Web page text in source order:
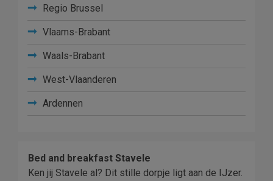
Regio Brussel
Vlaams-Brabant
Waals-Brabant
West-Vlaanderen
Ardennen
Bed and breakfast Stavele
Ken jij Stavele al? Dit stille dorpje ligt aan de IJzer.